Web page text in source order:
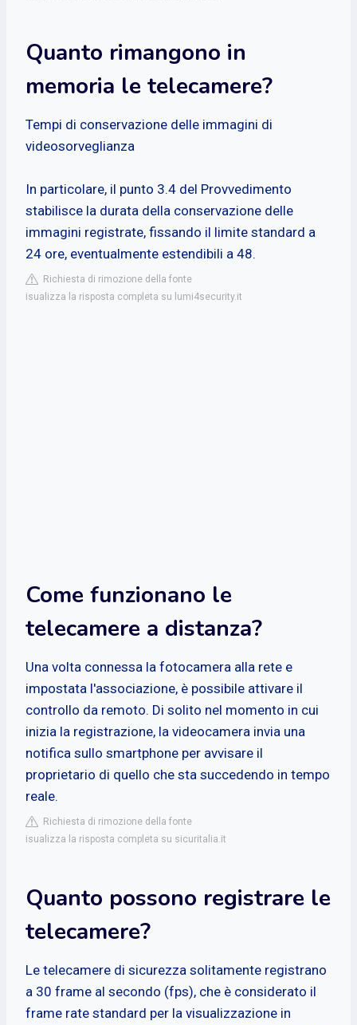
Quanto rimangono in
memoria le telecamere?
Tempi di conservazione delle immagini di
videosorveglianza
In particolare, il punto 3.4 del Provvedimento
stabilisce la durata della conservazione delle
immagini registrate, fissando il limite standard a
24 ore, eventualmente estendibili a 48.
Richiesta di rimozione della fonte
isualizza la risposta completa su lumi4security.it
Come funzionano le
telecamere a distanza?
Una volta connessa la fotocamera alla rete e
impostata l'associazione, è possibile attivare il
controllo da remoto. Di solito nel momento in cui
inizia la registrazione, la videocamera invia una
notifica sullo smartphone per avvisare il
proprietario di quello che sta succedendo in tempo
reale.
Richiesta di rimozione della fonte
isualizza la risposta completa su sicuritalia.it
Quanto possono registrare le
telecamere?
Le telecamere di sicurezza solitamente registrano
a 30 frame al secondo (fps), che è considerato il
frame rate standard per la visualizzazione in